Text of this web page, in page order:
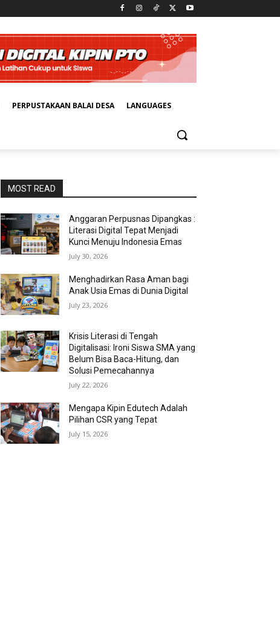
PERPUSTAKAAN BALAI DESA LANGUAGES
MOST READ
Anggaran Perpusnas Dipangkas :
Literasi Digital Tepat Menjadi
Kunci Menuju Indonesia Emas
July 30, 2026
Menghadirkan Rasa Aman bagi
Anak Usia Emas di Dunia Digital
July 23, 2026
Krisis Literasi di Tengah
Digitalisasi: Ironi Siswa SMA yang
Belum Bisa Baca-Hitung, dan
Solusi Pemecahannya
July 22, 2026
Mengapa Kipin Edutech Adalah
Pilihan CSR yang Tepat
July 15, 2026